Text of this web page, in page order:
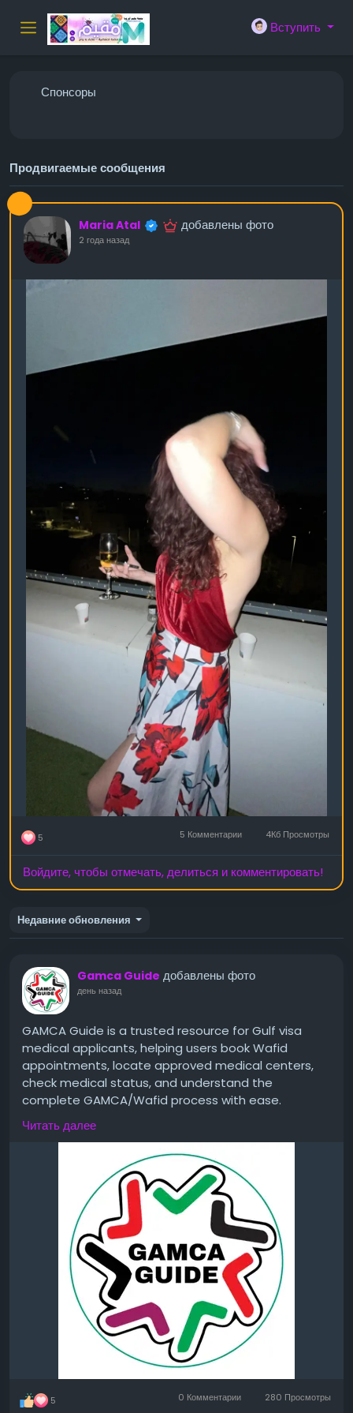
Вступить
Спонсоры
Продвигаемые сообщения
Maria Atal добавлены фото
2 года назад
5 5 Комментарии 4Кб Просмотры
Войдите, чтобы отмечать, делиться и комментировать!
Недавние обновления
Gamca Guide добавлены фото
день назад
GAMCA Guide is a trusted resource for Gulf visa
medical applicants, helping users book Wafid
appointments, locate approved medical centers,
check medical status, and understand the
complete GAMCA/Wafid process with ease.
https://gamcaguide.com/
Читать далее
5 0 Комментарии 280 Просмотры